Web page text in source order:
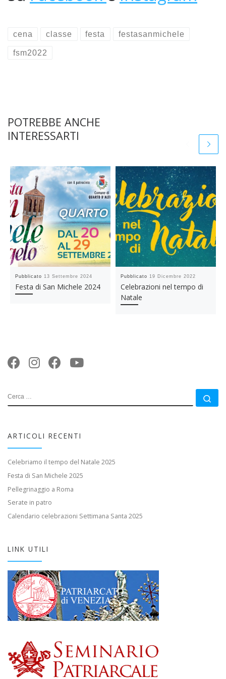
cena classe festa festasanmichele
fsm2022
POTREBBE ANCHE
INTERESSARTI
Pubblicato 13 Settembre 2024
Festa di San Michele 2024
Pubblicato 19 Dicembre 2022
Celebrazioni nel tempo di
Natale
CERCA
ARTICOLI RECENTI
Celebriamo il tempo del Natale 2025
Festa di San Michele 2025
Pellegrinaggio a Roma
Serate in patro
Calendario celebrazioni Settimana Santa 2025
LINK UTILI